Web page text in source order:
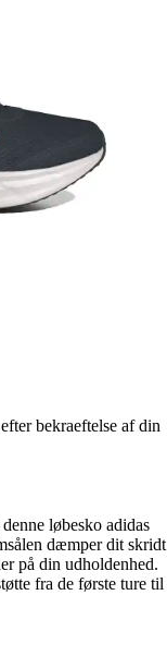
bekraeftelse af din
løbesko adidas
dæmper dit skridt
på din udholdenhed.
fra de første ture til